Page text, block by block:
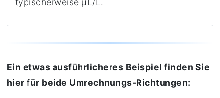
Ein etwas ausführlicheres Beispiel finden Sie
hier für beide Umrechnungs-Richtungen: